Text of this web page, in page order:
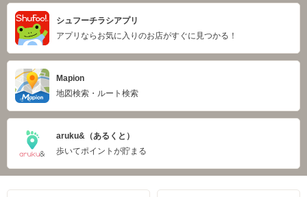
シュフーチラシアプリ
アプリならお気に入りのお店がすぐに見つかる！
Mapion
地図検索・ルート検索
aruku&（あるくと）
歩いてポイントが貯まる